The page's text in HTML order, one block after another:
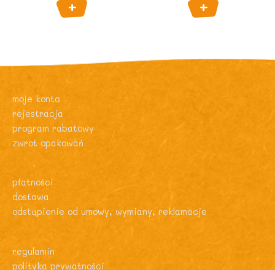
moje konto
rejestracja
program rabatowy
zwrot opakowań
płatności
dostawa
odstąpienie od umowy, wymiany, reklamacje
regulamin
polityka prywatności